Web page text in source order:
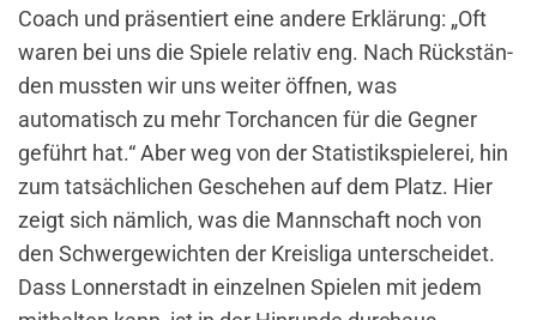
Coach und präsentiert eine andere Erklärung: „Oft
waren bei uns die Spiele relativ eng. Nach Rückstän­
den mussten wir uns weiter öffnen, was
automatisch zu mehr Torchancen für die Gegner
geführt hat.“ Aber weg von der Statistikspielerei, hin
zum tatsächlichen Geschehen auf dem Platz. Hier
zeigt sich nämlich, was die Mannschaft noch von
den Schwergewichten der Kreisliga unter­scheidet.
Dass Lonnerstadt in einzel­nen Spielen mit jedem